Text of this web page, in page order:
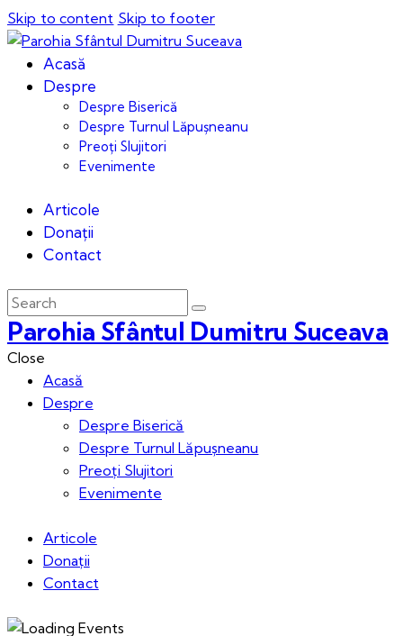
Skip to content Skip to footer
Acasă
Despre
Despre Biserică
Despre Turnul Lăpușneanu
Preoți Slujitori
Evenimente
Articole
Donații
Contact
Parohia Sfântul Dumitru Suceava
Close
Acasă
Despre
Despre Biserică
Despre Turnul Lăpușneanu
Preoți Slujitori
Evenimente
Articole
Donații
Contact